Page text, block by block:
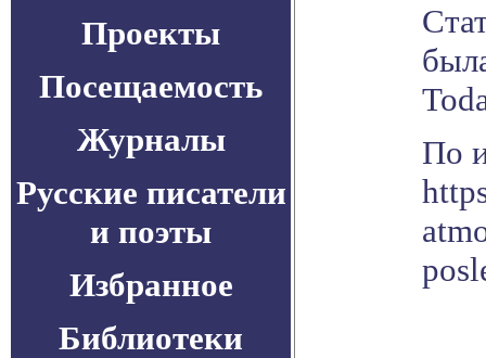
Проекты
Посещаемость
Журналы
Русские писатели
и поэты
Избранное
Библиотеки
По